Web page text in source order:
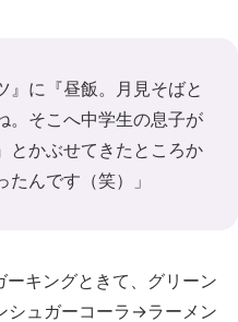
』に『昼飯。月見そばと
。そこへ中学生の息子が
とかぶせてきたところか
んです（笑）」
キングときて、グリーン
ュガーコーラ→ラーメン